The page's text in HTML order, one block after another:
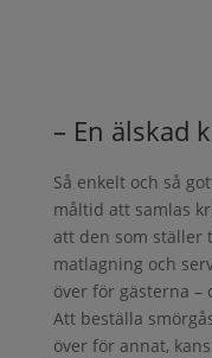
– En älskad
Så enkelt och så
måltid att samlas
att den som ställer
matlagning och
över för gästerna –
Att beställa
över för annat,